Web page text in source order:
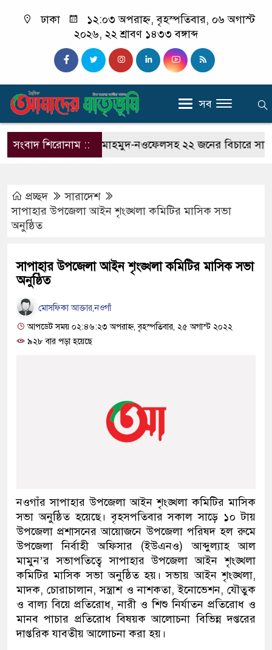
ঢাকা
১২:০৩ অপরাহ্ন, বৃহস্পতিবার, ০৬ অগাস্ট
২০২৬, ২২ শ্রাবণ ১৪৩৩ বঙ্গাব্দ
সব
সংবাদ শিরোনাম ::
হাছান মাহমুদ-নওফেলসহ ২২ জনের বিচারে সাক্ষ্য
প্রচ্ছদ
সারাদেশ
সাপাহার উপজেলা আইন শৃংঙ্খলা কমিটির মাসিক সভা
অনুষ্ঠিত
সাপাহার উপজেলা আইন শৃংঙ্খলা কমিটির মাসিক সভা
অনুষ্ঠিত
মোসফিকা আক্তার,নওগাঁ
আপডেট সময় ০২:৪৬:২৩ অপরাহ্ন, বৃহস্পতিবার, ২৫ অগাস্ট ২০২২
৯২৮ বার পড়া হয়েছে
নওগাঁর সাপাহার উপজেলা আইন শৃংঙ্খলা কমিটির মাসিক
সভা অনুষ্ঠিত হয়েছে। বৃহসপতিবার সকাল সাড়ে ১০ টায়
উপজেলা প্রশাসনের আয়োজনে উপজেলা পরিষদ হল রুমে
উপজেলা নির্বাহী অফিসার (ইউএনও) আব্দুল্যাহ আল
মামুন’র সভাপতিত্বে সাপাহার উপজেলা আইন শৃংঙ্খলা
কমিটির মাসিক সভা অনুষ্ঠিত হয়। সভায় আইন শৃংঙ্খলা,
মাদক, চোরাচালান, সন্ত্রাশ ও নাশকতা, ইনোভেশন, যৌতুক
ও বাল্য বিয়ে প্রতিরোধ, নারী ও শিশু নির্যাতন প্রতিরোধ ও
মানব পাচার প্রতিরোধ বিষয়ক আলোচনা বিভিন্ন দপ্তরের
দাপ্তরিক যাবতীয় আলোচনা করা হয়।